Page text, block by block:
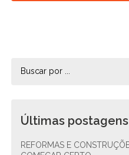
Últimas postagens
REFORMAS E CONSTRUÇÕES: O GUIA COMPLETO PARA